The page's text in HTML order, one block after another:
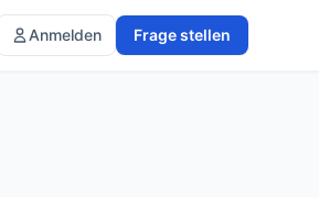
Anmelden Frage stellen